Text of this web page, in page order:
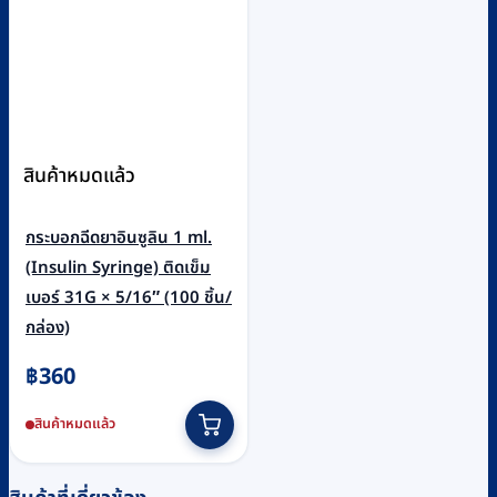
สินค้าหมดแล้ว
กระบอกฉีดยาอินซูลิน 1 ml.
(Insulin Syringe) ติดเข็ม
เบอร์ 31G × 5/16″ (100 ชิ้น/
กล่อง)
฿360
สินค้าหมดแล้ว